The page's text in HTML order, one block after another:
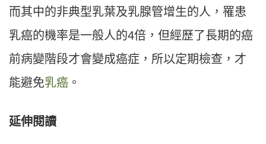
而其中的非典型乳葉及乳腺管增生的人，罹患
乳癌的機率是一般人的4倍，但經歷了長期的癌
前病變階段才會變成癌症，所以定期檢查，才
能避免乳癌 。
延伸閱讀